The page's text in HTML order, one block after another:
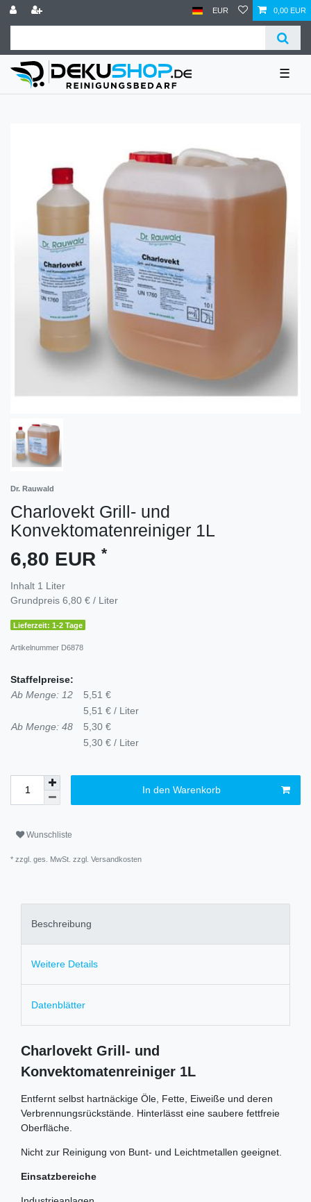
EUR 0,00 EUR
☰
Dr. Rauwald
Charlovekt Grill- und
Konvektomatenreiniger 1L
6,80 EUR *
Inhalt 1 Liter
Grundpreis 6,80 € / Liter
Lieferzeit: 1-2 Tage
Artikelnummer D6878
Staffelpreise:
Ab Menge: 12
5,51 €
5,51 € / Liter
Ab Menge: 48
5,30 €
5,30 € / Liter
In den Warenkorb
Wunschliste
* zzgl. ges. MwSt. zzgl. Versandkosten
Beschreibung
Weitere Details
Datenblätter
Charlovekt Grill- und
Konvektomatenreiniger 1L
Entfernt selbst hartnäckige Öle, Fette, Eiweiße und deren
Verbrennungsrückstände. Hinterlässt eine saubere fettfreie
Oberfläche.
Nicht zur Reinigung von Bunt- und Leichtmetallen geeignet.
Einsatzbereiche